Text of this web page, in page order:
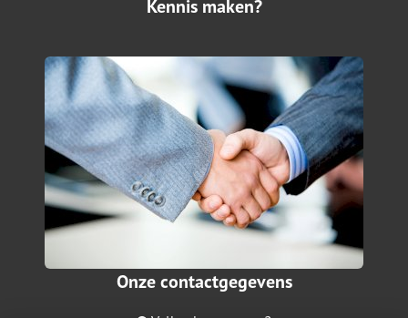
Kennis maken?
Onze contactgegevens